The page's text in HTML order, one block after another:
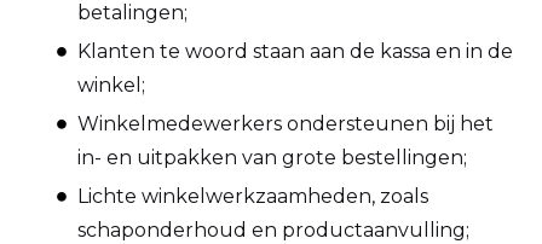
betalingen;
Klanten te woord staan aan de kassa en in de
winkel;
Winkelmedewerkers ondersteunen bij het
in- en uitpakken van grote bestellingen;
Lichte winkelwerkzaamheden, zoals
schaponderhoud en productaanvulling;